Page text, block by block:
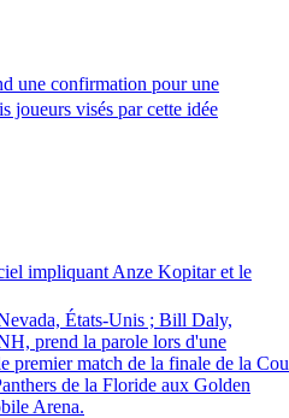
une confirmation pour une
joueurs visés par cette idée
impliquant Anze Kopitar et le